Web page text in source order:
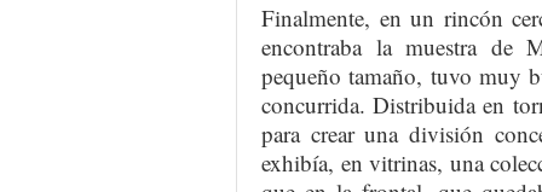
Finalmente, en un rincón
encontraba la muestra de
pequeño tamaño, tuvo muy
concurrida. Distribuida en
para crear una división
exhibía, en vitrinas, una